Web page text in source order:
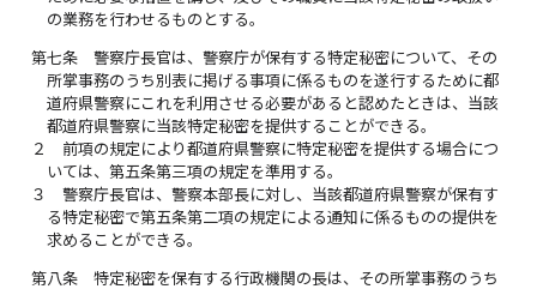
の業務を行わせるものとする。
第七条
警察庁長官は、警察庁が保有する特定秘密について、その
所掌事務のうち別表に掲げる事項に係るものを遂行するために都
道府県警察にこれを利用させる必要があると認めたときは、当該
都道府県警察に当該特定秘密を提供することができる。
２
前項の規定により都道府県警察に特定秘密を提供する場合につ
いては、第五条第三項の規定を準用する。
３
警察庁長官は、警察本部長に対し、当該都道府県警察が保有す
る特定秘密で第五条第二項の規定による通知に係るものの提供を
求めることができる。
第八条
特定秘密を保有する行政機関の長は、その所掌事務のうち